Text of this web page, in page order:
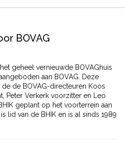
BOVAG
geheel vernieuwde BOVAGhuis
aan BOVAG. Deze
de BOVAG-directeuren Koos
Peter Verkerk voorzitter en Leo
geplant op het voorterrein aan
lid van de BHIK en is al sinds 1989